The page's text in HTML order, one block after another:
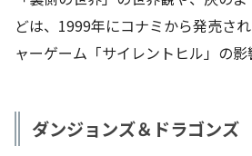
どは、1999年にコナミから発売さ
ャーゲーム「サイレントヒル」の影
ダンジョンズ＆ドラゴンズ